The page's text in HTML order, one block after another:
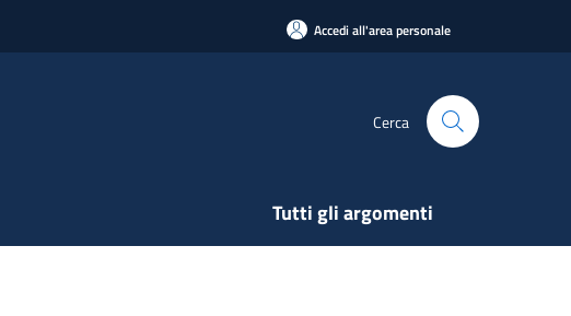
Accedi all'area personale
Cerca
Tutti gli argomenti